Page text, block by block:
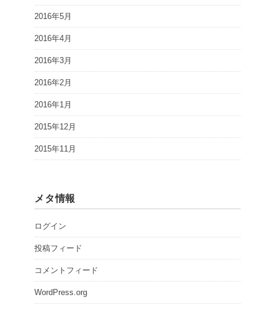
2016年5月
2016年4月
2016年3月
2016年2月
2016年1月
2015年12月
2015年11月
メタ情報
ログイン
投稿フィード
コメントフィード
WordPress.org